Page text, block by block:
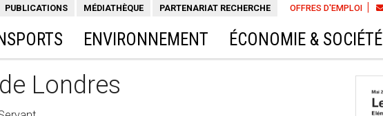
OFFRES D'EMPLOI
PUBLICATIONS MÉDIATHÈQUE PARTENARIAT RECHERCHE
ENVIRONNEMENT ÉCONOMIE & SOCIÉTÉ
Londres